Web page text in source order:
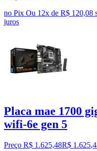
no Pix Ou 12x de R$ 120,08
juros
Placa mae 1700
wifi-6e gen 5
Preço R$ 1.625,48R$ 1.625,